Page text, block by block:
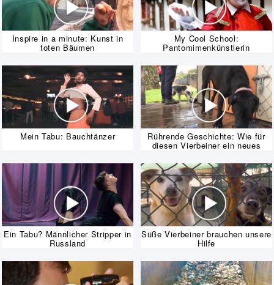
Inspire in a minute: Kunst in
toten Bäumen
My Cool School:
Pantomimenkünstlerin
Mein Tabu: Bauchtänzer Rührende Geschichte: Wie für
diesen Vierbeiner ein neues
Ein Tabu? Männlicher Stripper in
Russland
Süße Vierbeiner brauchen unsere
Hilfe